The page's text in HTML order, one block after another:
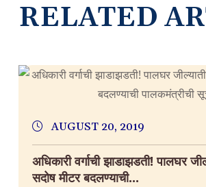
RELATED AR
AUGUST 20, 2019
अधिकारी वर्गाची झाडाझडती! पालघर
सदोष मीटर बदलण्याची...